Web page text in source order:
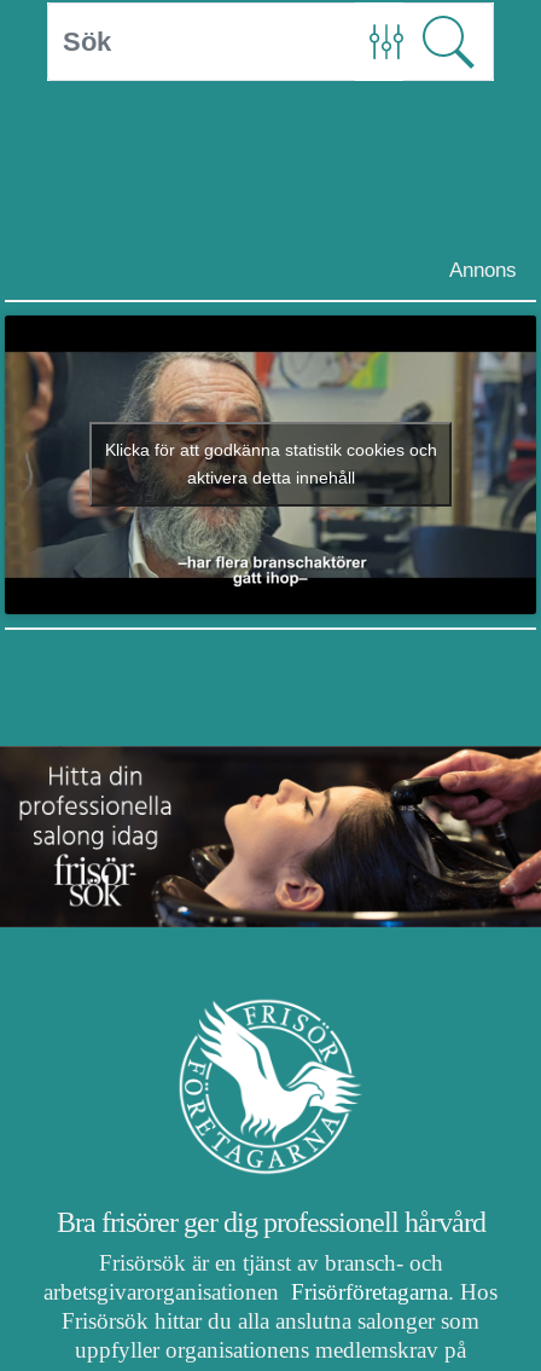
Annons
Klicka för att godkänna statistik cookies och
aktivera detta innehåll
Bra frisörer ger dig professionell hårvård
Frisörsök är en tjänst av bransch- och
arbetsgivarorganisationen Frisörföretagarna. Hos
Frisörsök hittar du alla anslutna salonger som
uppfyller organisationens medlemskrav på